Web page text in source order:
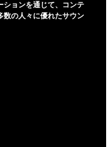
ションを通じて、コンテ
数の人々に優れたサウン